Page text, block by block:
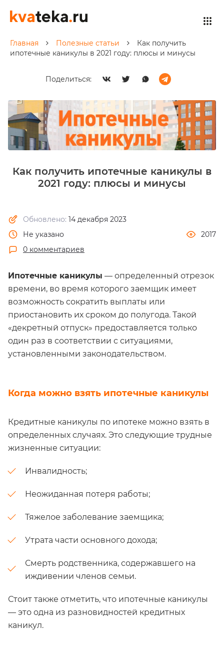
Главная Полезные статьи
Как получить
ипотечные каникулы в 2021 году: плюсы и минусы
Поделиться:
Как получить ипотечные каникулы в
2021 году: плюсы и минусы
Обновлено: 14 декабря 2023
Не указано
2017
0 комментариев
Ипотечные каникулы — определенный отрезок
времени, во время которого заемщик имеет
возможность сократить выплаты или
приостановить их сроком до полугода. Такой
«декретный отпуск» предоставляется только
один раз в соответствии с ситуациями,
установленными законодательством.
Когда можно взять ипотечные каникулы
Кредитные каникулы по ипотеке можно взять в
определенных случаях. Это следующие трудные
жизненные ситуации:
Инвалидность;
Неожиданная потеря работы;
Тяжелое заболевание заемщика;
Утрата части основного дохода;
Смерть родственника, содержавшего на
иждивении членов семьи.
Стоит также отметить, что ипотечные каникулы
— это одна из разновидностей кредитных
каникул.